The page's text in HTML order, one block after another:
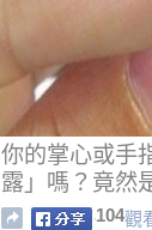
你的掌心或手
露」嗎？竟然
啊！
104觀